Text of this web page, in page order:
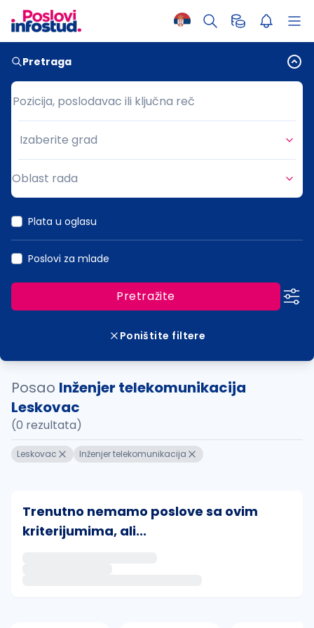
Pretraga
Pozicija, poslodavac ili ključna reč
Pozicija, poslodavac ili ključna reč
Grad
Izaberite grad
Oblast rada
Plata u oglasu
Poslovi za mlade
Pretražite
Poništite filtere
Posao Inženjer telekomunikacija
Leskovac
(0 rezultata)
Leskovac Inženjer telekomunikacija
Trenutno nemamo poslove sa ovim
kriterijumima, ali...